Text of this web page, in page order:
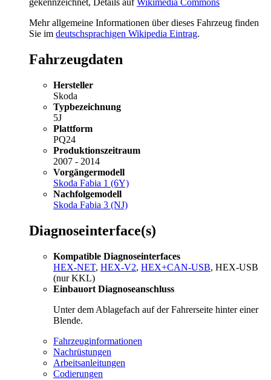
gekennzeichnet, Details auf Wikimedia Commons
Mehr allgemeine Informationen über dieses Fahrzeug finden
Sie im deutschsprachigen Wikipedia Eintrag.
Fahrzeugdaten
Hersteller
Skoda
Typbezeichnung
5J
Plattform
PQ24
Produktionszeitraum
2007 - 2014
Vorgängermodell
Skoda Fabia 1 (6Y)
Nachfolgemodell
Skoda Fabia 3 (NJ)
Diagnoseinterface(s)
Kompatible Diagnoseinterfaces
HEX-NET, HEX-V2, HEX+CAN-USB, HEX-USB
(nur KKL)
Einbauort Diagnoseanschluss
Unter dem Ablagefach auf der Fahrerseite hinter einer
Blende.
Fahrzeuginformationen
Nachrüstungen
Arbeitsanleitungen
Codierungen